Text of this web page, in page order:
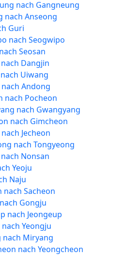
nach Gangneung
nach Anseong
Guri
nach Seogwipo
Seosan
Dangjin
Uiwang
Andong
nach Pocheon
nach Gwangyang
nach Gimcheon
Jecheon
nach Tongyeong
Nonsan
Yeoju
Naju
nach Sacheon
Gongju
nach Jeongeup
Yeongju
nach Miryang
nach Yeongcheon